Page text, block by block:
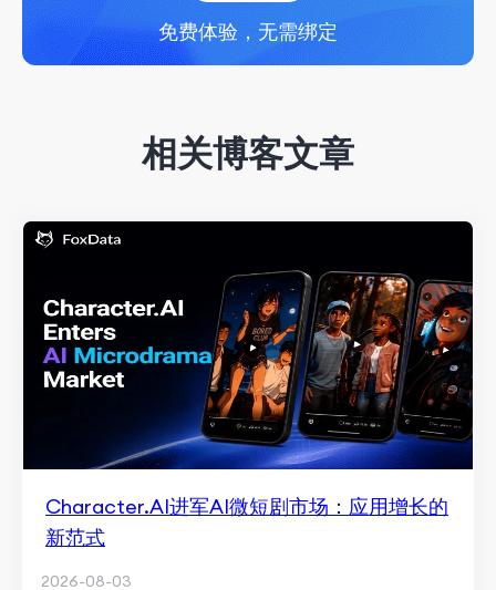
免费体验，无需绑定
相关博客文章
Character.AI进军AI微短剧市场：应用增长的
新范式
2026-08-03